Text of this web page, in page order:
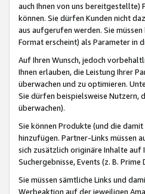
auch Ihnen von uns
können. Sie dürfen Kunden nicht
aus aufgerufen werden. Sie
Format erscheint) als Parameter in
Auf Ihren Wunsch, jedoch
Ihnen erlauben, die Leistung Ihrer
überwachen und zu optimieren.
Sie dürfen beispielsweise Nutzern,
überwachen).
Sie können Produkte (und die
hinzufügen. Partner-Links müssen
sich zusätzlich originäre Inhalte
Suchergebnisse, Events (z. B.
Sie müssen sämtliche Links und
Werbeaktion auf der jeweiligen